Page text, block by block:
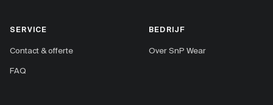
SERVICE
Contact & offerte
FAQ
BEDRIJF
Over SnP Wear